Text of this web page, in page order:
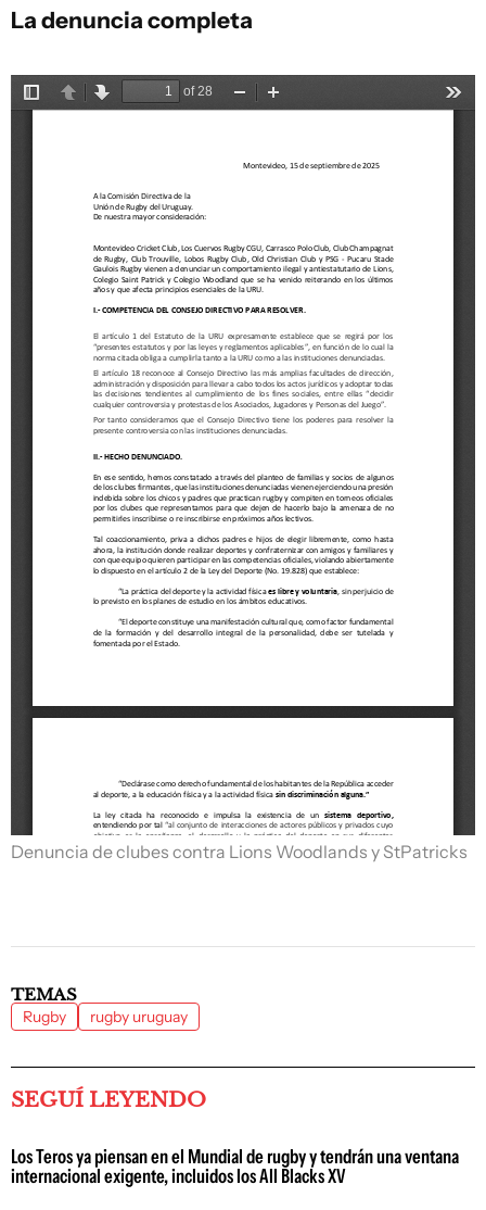
La denuncia completa
Denuncia de clubes contra Lions Woodlands y StPatricks
TEMAS
Rugby rugby uruguay
SEGUÍ LEYENDO
Los Teros ya piensan en el Mundial de rugby y tendrán una ventana
internacional exigente, incluidos los All Blacks XV